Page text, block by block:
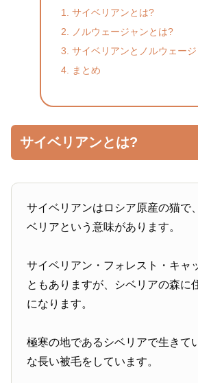
サイベリアンとは?
ノルウェージャンとは?
サイベリアンとノルウェー
まとめ
サイベリアンとは?
サイベリアンはロシア原産の猫で
ベリアという意味があります。
サイベリアン・フォレスト・キャ
ともありますが、シベリアの森に
になります。
極寒の地であるシベリアで生きて
な長い被毛をしています。